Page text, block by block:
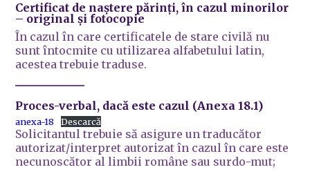
Certificat de naștere părinți, în cazul minorilor
– original și fotocopie
În cazul în care certificatele de stare civilă nu
sunt întocmite cu utilizarea alfabetului latin,
acestea trebuie traduse.
Proces-verbal, dacă este cazul (Anexa 18.1)
anexa-18 Descarcă
Solicitantul trebuie să asigure un traducător
autorizat/interpret autorizat în cazul în care este
necunoscător al limbii române sau surdo-mut;